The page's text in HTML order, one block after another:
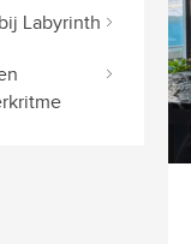
Labyrinth